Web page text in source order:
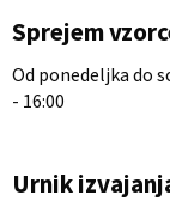
Sprejem
Od ponedeljka do
- 16:00
Urnik